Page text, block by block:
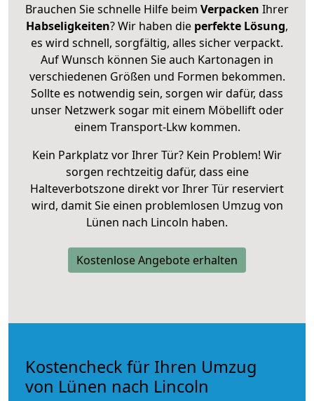
Brauchen Sie schnelle Hilfe beim Verpacken Ihrer
Habseligkeiten? Wir haben die perfekte Lösung,
es wird schnell, sorgfältig, alles sicher verpackt.
Auf Wunsch können Sie auch Kartonagen in
verschiedenen Größen und Formen bekommen.
Sollte es notwendig sein, sorgen wir dafür, dass
unser Netzwerk sogar mit einem Möbellift oder
einem Transport-Lkw kommen.
Kein Parkplatz vor Ihrer Tür? Kein Problem! Wir
sorgen rechtzeitig dafür, dass eine
Halteverbotszone direkt vor Ihrer Tür reserviert
wird, damit Sie einen problemlosen Umzug von
Lünen nach Lincoln haben.
Kostenlose Angebote erhalten
Kostencheck für Ihren Umzug
von Lünen nach Lincoln